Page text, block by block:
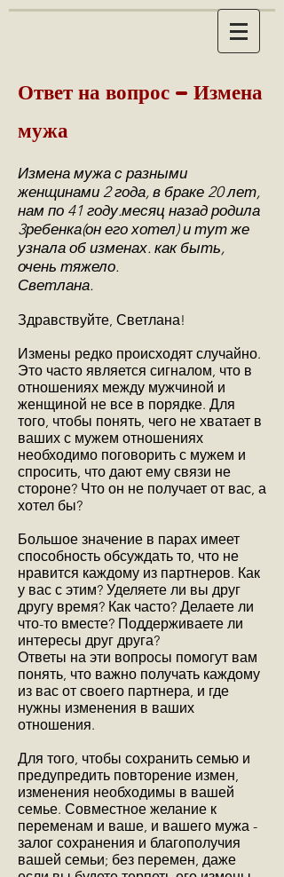
Ответ на вопрос - Измена
мужа
Измена мужа с разными
женщинами 2 года, в браке 20 лет,
нам по 41 году.месяц назад родила
3ребенка(он его хотел) и тут же
узнала об изменах. как быть,
очень тяжело.
Светлана.
Здравствуйте, Светлана!
Измены редко происходят случайно.
Это часто является сигналом, что в
отношениях между мужчиной и
женщиной не все в порядке. Для
того, чтобы понять, чего не хватает в
ваших с мужем отношениях
необходимо поговорить с мужем и
спросить, что дают ему связи не
стороне? Что он не получает от вас, а
хотел бы?
Большое значение в парах имеет
способность обсуждать то, что не
нравится каждому из партнеров. Как
у вас с этим? Уделяете ли вы друг
другу время? Как часто? Делаете ли
что-то вместе? Поддерживаете ли
интересы друг друга?
Ответы на эти вопросы помогут вам
понять, что важно получать каждому
из вас от своего партнера, и где
нужны изменения в ваших
отношения.
Для того, чтобы сохранить семью и
предупредить повторение измен,
изменения необходимы в вашей
семье. Совместное желание к
переменам и ваше, и вашего мужа -
залог сохранения и благополучия
вашей семьи; без перемен, даже